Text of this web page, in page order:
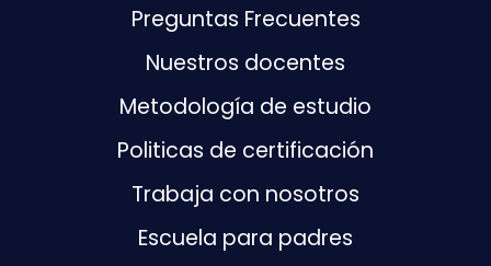
Preguntas Frecuentes
Nuestros docentes
Metodología de estudio
Politicas de certificación
Trabaja con nosotros
Escuela para padres